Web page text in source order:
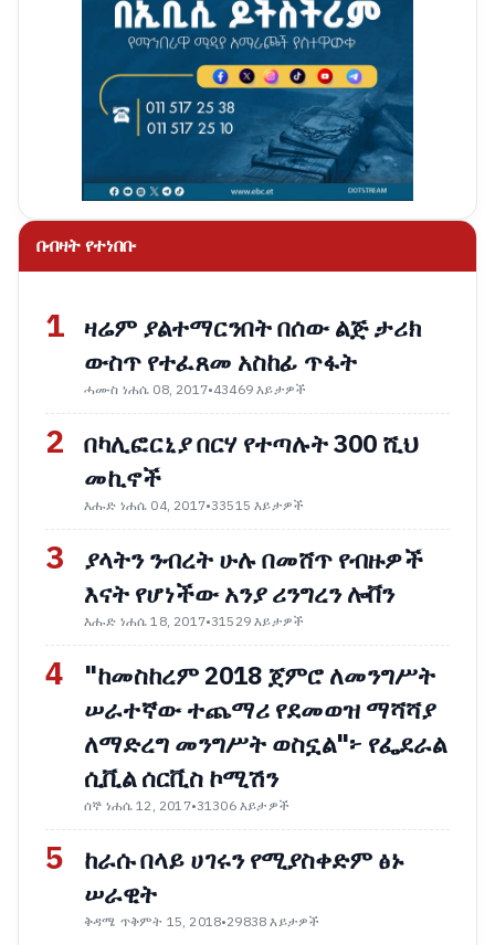
በብዛት የተነበቡ
1 ዛሬም ያልተማርንበት በሰው ልጅ ታሪክ
ውስጥ የተፈጸመ አስከፊ ጥፋት
ሓሙስ ነሐሴ 08, 2017•43469 እይታዎች
2 በካሊፎርኒያ በርሃ የተጣሉት 300 ሺህ
መኪኖች
እሑድ ነሐሴ 04, 2017•33515 እይታዎች
3
ያላትን ንብረት ሁሉ በመሸጥ የብዙዎች
እናት የሆነችው አንያ ሪንግረን ሎቨን
እሑድ ነሐሴ 18, 2017•31529 እይታዎች
4
"ከመስከረም 2018 ጀምሮ ለመንግሥት
ሠራተኛው ተጨማሪ የደመወዝ ማሻሻያ
ለማድረግ መንግሥት ወስኗል"፦ የፌደራል
ሲቪል ሰርቪስ ኮሚሽን
ሰኞ ነሐሴ 12, 2017•31306 እይታዎች
5
ከራሱ በላይ ሀገሩን የሚያስቀድም ፅኑ
ሠራዊት
ቅዳሜ ጥቅምት 15, 2018•29838 እይታዎች